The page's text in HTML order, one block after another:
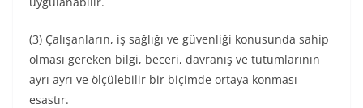
(3) Çalışanların, iş sağlığı ve güvenliği konusunda sahip
olması gereken bilgi, beceri, davranış ve tutumlarının
ayrı ayrı ve ölçülebilir bir biçimde ortaya konması
esastır.